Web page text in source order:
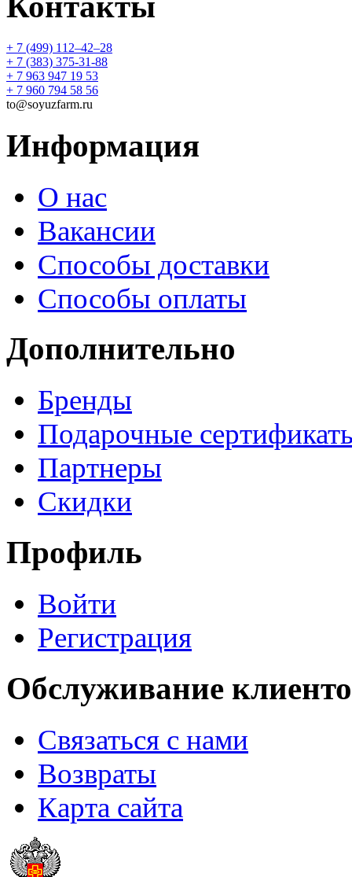
+ 7 (499) 112‒42‒28
+ 7 (383) 375-31-88
+ 7 963 947 19 53
+ 7 960 794 58 56
to@soyuzfarm.ru
Информация
О нас
Вакансии
Способы доставки
Способы оплаты
Дополнительно
Бренды
Подарочные
Партнеры
Скидки
Профиль
Войти
Регистрация
Обслуживание
Связаться с нами
Возвраты
Карта сайта